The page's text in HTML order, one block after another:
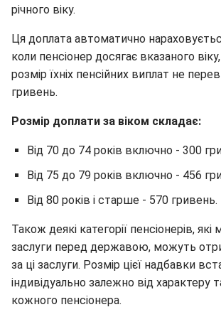
річного віку.
Ця доплата автоматично
коли пенсіонер досягає вказаного
розмір їхніх пенсійних виплат не
гривень.
Розмір доплати за віком складає:
Від 70 до 74 років включно - 300
Від 75 до 79 років включно - 456
Від 80 років і старше - 570 гривень.
Також деякі категорії пенсіонерів,
заслуги перед державою, можуть
за ці заслуги. Розмір цієї надбавки
індивідуально залежно від характеру
кожного пенсіонера.